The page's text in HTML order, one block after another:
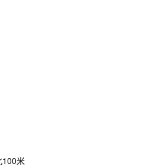
100米